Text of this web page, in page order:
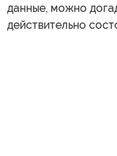
данные, можно
действительно